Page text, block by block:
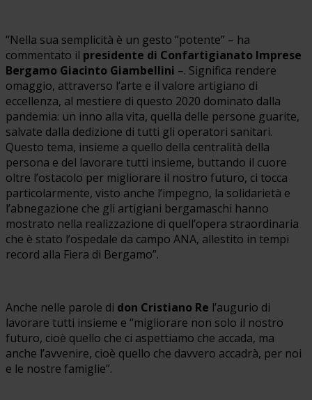
“Nella sua semplicità è un gesto “potente” – ha
commentato il presidente di Confartigianato Imprese
Bergamo Giacinto Giambellini –. Significa rendere
omaggio, attraverso l’arte e il valore artigiano di
eccellenza, al mestiere di questo 2020 dominato dalla
pandemia: un inno alla vita, quella delle persone guarite,
salvate dalla dedizione di tutti gli operatori sanitari.
Questo tema, insieme a quello della centralità della
persona e del lavorare tutti insieme, buttando il cuore
oltre l’ostacolo per migliorare il nostro futuro, ci tocca
particolarmente, visto anche l’impegno, la solidarietà e
l’abnegazione che gli artigiani bergamaschi hanno
mostrato nella realizzazione di quell’opera straordinaria
che è stato l’ospedale da campo ANA, allestito in tempi
record alla Fiera di Bergamo”.
Anche nelle parole di don Cristiano Re l’augurio di
lavorare tutti insieme e “migliorare non solo il nostro
futuro, cioè quello che ci aspettiamo che accada, ma
anche l’avvenire, cioè quello che davvero accadrà, per noi
e le nostre famiglie”.